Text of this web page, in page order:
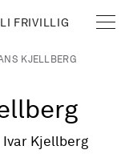
FRIVILLIG
KJELLBERG
Ivar Kjellberg